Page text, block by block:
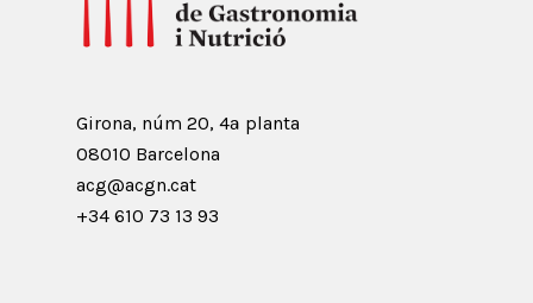
Girona, núm 20, 4ª planta
08010 Barcelona
acg@acgn.cat
+34 610 73 13 93